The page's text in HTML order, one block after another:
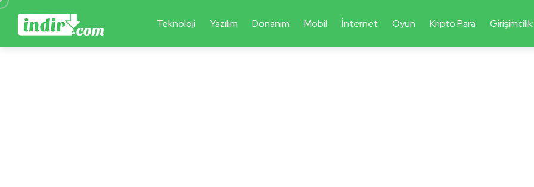
Teknoloji Yazılım Donanım Mobil İnternet Oyun Kripto Para Girişimcilik